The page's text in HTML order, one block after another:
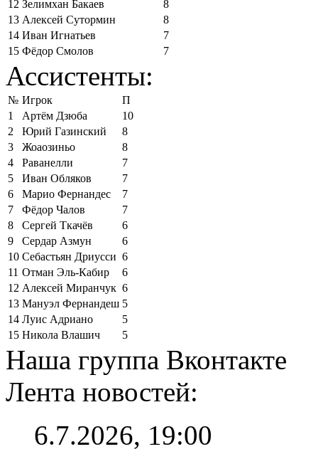
12 Зелимхан Бакаев
8
13 Алексей Сутормин
8
14 Иван Игнатьев
7
15 Фёдор Смолов 7
Ассистенты:
№ Игрок
П
1
Артём Дзюба
10
2
Юрий Газинский
8
3
Жоаозиньо
8
4
Раванелли
7
5
Иван Обляков
7
6
Марио Фернандес
7
7
Фёдор Чалов
7
8
Сергей Ткачёв
6
9
Сердар Азмун
6
10 Себастьян Дриусси 6
11 Отман Эль-Кабир
6
12 Алексей Миранчук 6
13 Мануэл Фернандеш 5
14 Луис Адриано
5
15 Никола Влашич 5
Наша группа Вконтакте
Лента новостей:
6.7.2026, 19:00